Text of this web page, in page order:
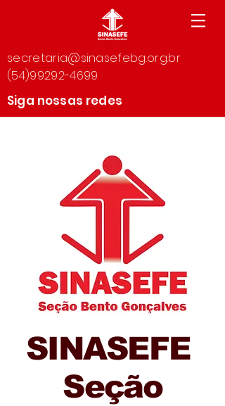
secretaria@sinasefebg.org.br
(54)99292-4699
Siga nossas redes
SINASEFE
Seção